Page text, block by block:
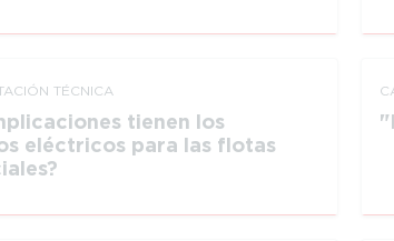
TÉCNICA
tienen los
eléctricos para las flotas